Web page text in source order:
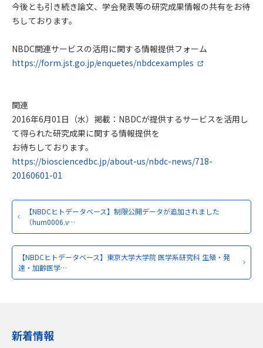
今後とも引き続き論文、学会発表等の研究成果情報の共有をお待
ちしております。
NBDC関連サービスの活用に関する情報提供フォーム
https://form.jst.go.jp/enquetes/nbdcexamples
関連
2016年6月01日（水）掲載：NBDCが提供するサービスを活用し
て得られた研究成果に関する情報提供を
お待ちしております。
https://biosciencedbc.jp/about-us/nbdc-news/718-
20160601-01
【NBDCヒトデータベース】制限公開データが追加されました
（hum0006.v…
【NBDCヒトデータベース】東京大学大学院 医学系研究科 生殖・発
達・加齢医学…
新着情報